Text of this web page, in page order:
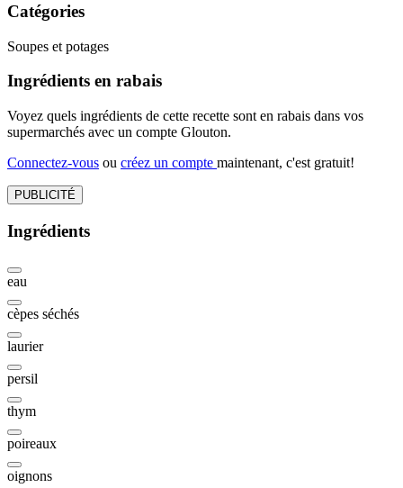
Catégories
Soupes et potages
Ingrédients en rabais
Voyez quels ingrédients de cette recette sont en rabais dans vos
supermarchés avec un compte Glouton.
Connectez-vous ou créez un compte maintenant, c'est gratuit!
PUBLICITÉ
Ingrédients
eau
cèpes séchés
laurier
persil
thym
poireaux
oignons